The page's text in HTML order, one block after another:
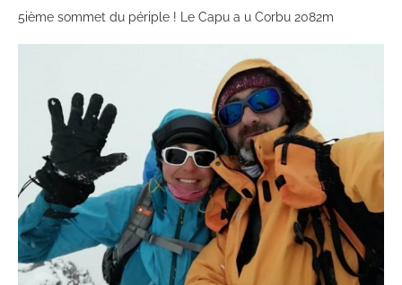
5ième sommet du périple ! Le Capu a u Corbu 2082m